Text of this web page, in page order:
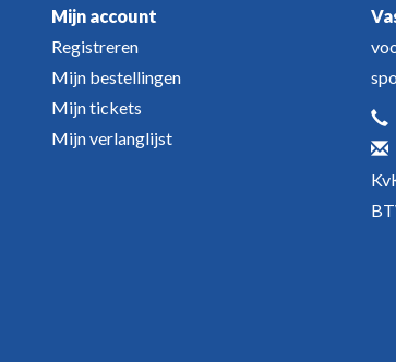
Mijn account
Registreren
Mijn bestellingen
Mijn tickets
Mijn verlanglijst